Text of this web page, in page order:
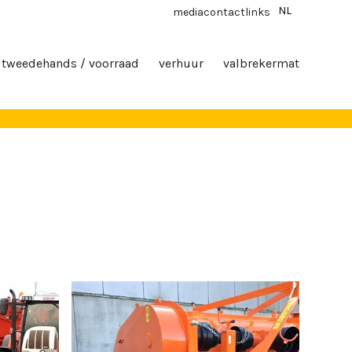
mediacontactlinks NL
tweedehands / voorraad verhuur valbrekermat